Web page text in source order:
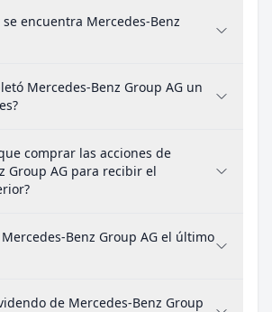
se encuentra Mercedes-Benz
Mercedes-Benz Group AG un
comprar las acciones de
Group AG para recibir el
Benz Group AG el último
de Mercedes-Benz Group